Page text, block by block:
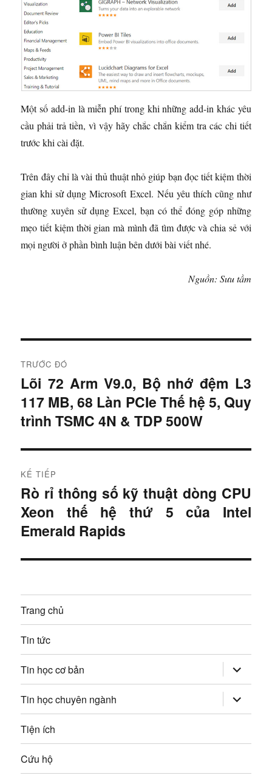
Một số add-in là miễn phí trong khi những add-in khác yêu
cầu phải trả tiền, vì vậy hãy chắc chắn kiểm tra các chi tiết
trước khi cài đặt.
Trên đây chỉ là vài thủ thuật nhỏ giúp bạn đọc tiết kiệm thời
gian khi sử dụng Microsoft Excel. Nếu yêu thích cũng như
thường xuyên sử dụng Excel, bạn có thể đóng góp những
mẹo tiết kiệm thời gian mà mình đã tìm được và chia sẻ với
mọi người ở phần bình luận bên dưới bài viết nhé.
Nguồn: Sưu tầm
i
ề
u
h
ư
ớ
n
g
à
i
v
i
ế
t
TRƯỚC ĐÓ
B
à
i
r
c
:
Lõi 72 Arm V9.0, Bộ nhớ đệm L3
117 MB, 68 Làn PCIe Thế hệ 5, Quy
trình TSMC 4N & TDP 500W
KẾ TIẾP
B
à
i
i
p
:
Rò rỉ thông số kỹ thuật dòng CPU
Xeon thế hệ thứ 5 của Intel
Emerald Rapids
Trang chủ
Tin tức
Tin học cơ bản mở
rộng
trình
đơn
con
Tin học chuyên ngành mở
rộng
trình
Tiện ích
Cứu hộ